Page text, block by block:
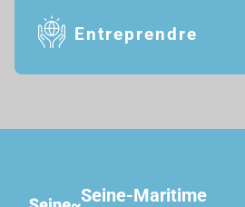
Entreprendre
Seine-Maritime